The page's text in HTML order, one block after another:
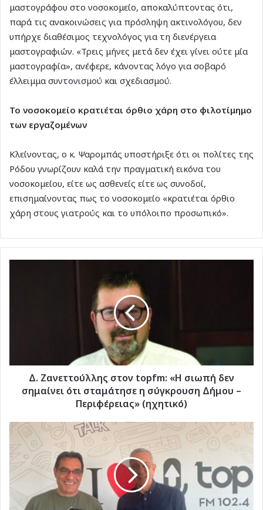
μαστογράφου στο νοσοκομείο, αποκαλύπτοντας ότι,
παρά τις ανακοινώσεις για πρόσληψη ακτινολόγου, δεν
υπήρχε διαθέσιμος τεχνολόγος για τη διενέργεια
μαστογραφιών. «Τρεις μήνες μετά δεν έχει γίνει ούτε μία
μαστογραφία», ανέφερε, κάνοντας λόγο για σοβαρό
έλλειμμα συντονισμού και σχεδιασμού.
Το νοσοκομείο κρατιέται όρθιο χάρη στο φιλοτίμημο
των εργαζομένων
Κλείνοντας, ο κ. Ψαρομπάς υποστήριξε ότι οι πολίτες της
Ρόδου γνωρίζουν καλά την πραγματική εικόνα του
νοσοκομείου, είτε ως ασθενείς είτε ως συνοδοί,
επισημαίνοντας πως το νοσοκομείο «κρατιέται όρθιο
χάρη στους γιατρούς και το υπόλοιπο προσωπικό».
ότι
σταμάτησε
–
Περιφέρειας»
(ηχητικό)
Δ. Ζανεττούλλης στον topfm: «Η σιωπή δεν
σημαίνει ότι σταμάτησε η σύγκρουση Δήμου –
Περιφέρειας» (ηχητικό)
Γ.
Πόκκιας
στον
topfm:
«Ο